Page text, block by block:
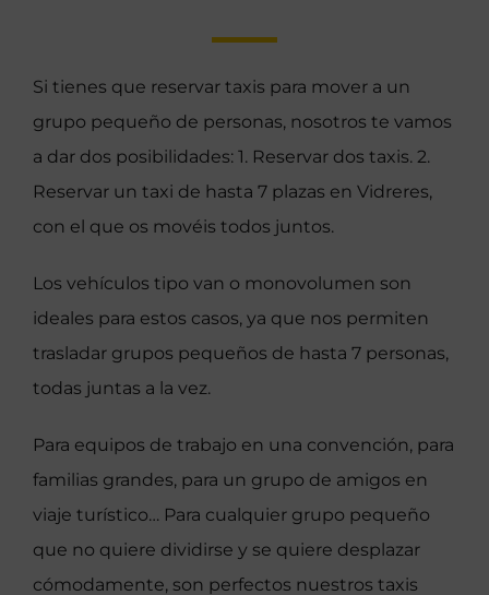
Si tienes que reservar taxis para mover a un
grupo pequeño de personas, nosotros te vamos
a dar dos posibilidades: 1. Reservar dos taxis. 2.
Reservar un taxi de hasta 7 plazas en Vidreres,
con el que os movéis todos juntos.
Los vehículos tipo van o monovolumen son
ideales para estos casos, ya que nos permiten
trasladar grupos pequeños de hasta 7 personas,
todas juntas a la vez.
Para equipos de trabajo en una convención, para
familias grandes, para un grupo de amigos en
viaje turístico… Para cualquier grupo pequeño
que no quiere dividirse y se quiere desplazar
cómodamente, son perfectos nuestros taxis